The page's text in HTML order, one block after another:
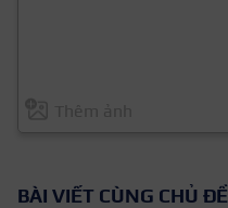
BÀI VIẾT CÙNG CHỦ ĐỀ